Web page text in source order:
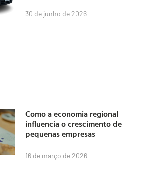
30 de junho de 2026
Como a economia regional
influencia o crescimento de
pequenas empresas
16 de março de 2026